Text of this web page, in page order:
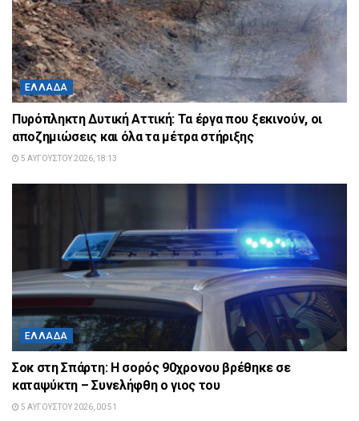
ΕΛΛΆΔΑ
Πυρόπληκτη Δυτική Αττική: Τα έργα που ξεκινούν, οι
αποζημιώσεις και όλα τα μέτρα στήριξης
5 ΑΥΓΟΎΣΤΟΥ 2026, 18:13
ΕΛΛΆΔΑ
Σοκ στη Σπάρτη: Η σορός 90χρονου βρέθηκε σε
καταψύκτη – Συνελήφθη ο γιος του
5 ΑΥΓΟΎΣΤΟΥ 2026, 00:51